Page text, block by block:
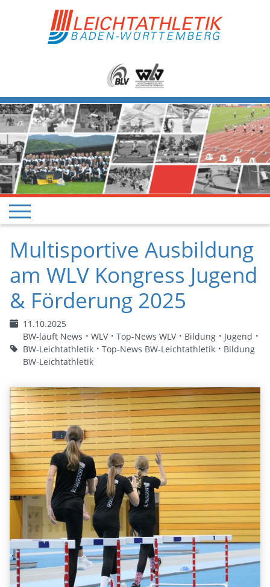
Multisportive Ausbildung
am WLV Kongress Jugend
& Förderung 2025
11.10.2025
BW-läuft News
WLV Top-News WLV Bildung
Jugend
BW-Leichtathletik
Top-News BW-Leichtathletik
Bildung
BW-Leichtathletik